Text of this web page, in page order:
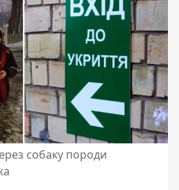
собаку породи